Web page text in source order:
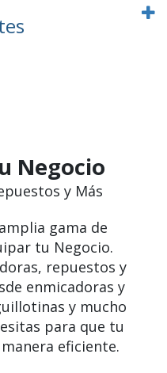
Negocio
y Más
gama de
tu Negocio.
repuestos y
enmicadoras y
y mucho
para que tu
eficiente.